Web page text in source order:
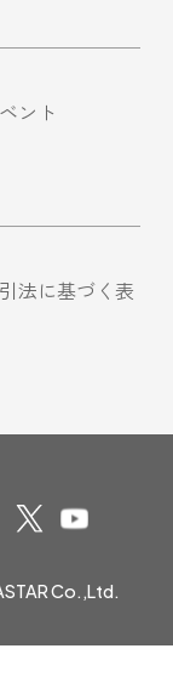
ント
法に基づく表
Co.,Ltd.